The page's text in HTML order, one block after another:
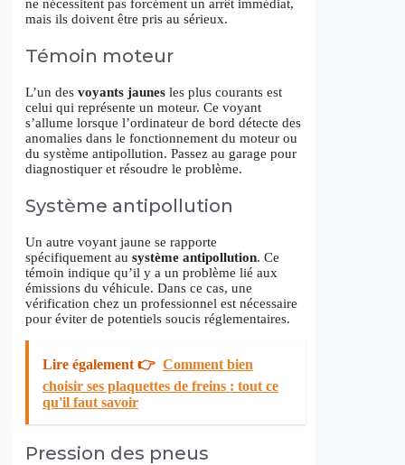
ne nécessitent pas forcément un arrêt immédiat,
mais ils doivent être pris au sérieux.
Témoin moteur
L’un des voyants jaunes les plus courants est
celui qui représente un moteur. Ce voyant
s’allume lorsque l’ordinateur de bord détecte des
anomalies dans le fonctionnement du moteur ou
du système antipollution. Passez au garage pour
diagnostiquer et résoudre le problème.
Système antipollution
Un autre voyant jaune se rapporte
spécifiquement au système antipollution. Ce
témoin indique qu’il y a un problème lié aux
émissions du véhicule. Dans ce cas, une
vérification chez un professionnel est nécessaire
pour éviter de potentiels soucis réglementaires.
Lire également 👉 Comment bien
choisir ses plaquettes de freins : tout ce
qu'il faut savoir
Pression des pneus